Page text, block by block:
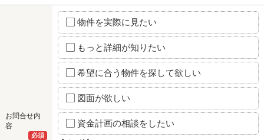
お問合せ内
容
必須
物件を実際に見たい
もっと詳細が知りたい
希望に合う物件を探して欲しい
図面が欲しい
資金計画の相談をしたい